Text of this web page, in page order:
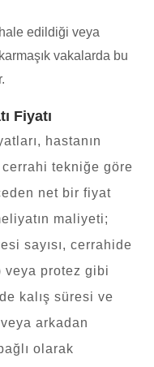
edildiği veya
vakalarda bu
Fiyatı
hastanın
tekniğe göre
net bir fiyat
maliyeti;
sayısı, cerrahide
veya protez gibi
kalış süresi ve
arkadan
olarak